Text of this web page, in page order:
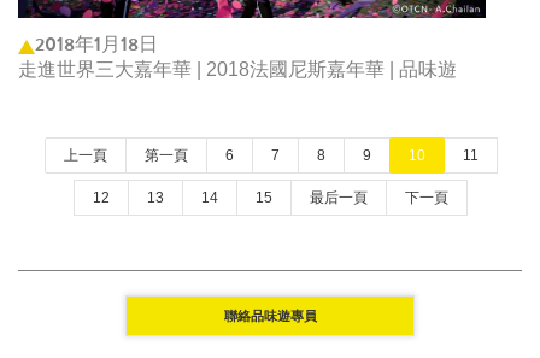
2018年1月18日
走進世界三大嘉年華 | 2018法國尼斯嘉年華 | 品味遊
上一頁 第一頁 6 7 8 9 10 11
12 13 14 15 最后一頁 下一頁
聯絡品味遊專員